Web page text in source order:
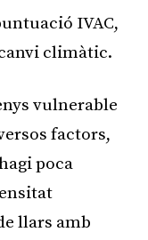
IVAC,
climàtic.
vulnerable
factors,
poca
llars amb